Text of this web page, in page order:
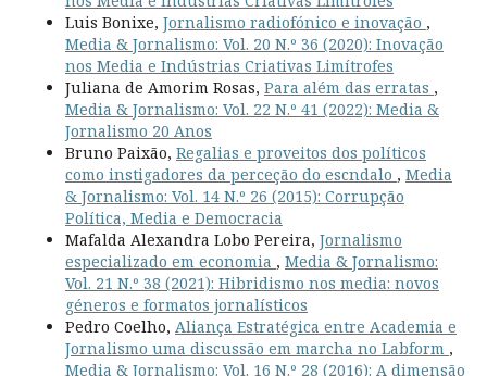
Luis Bonixe, Jornalismo radiofónico e inovação ,
Media & Jornalismo: Vol. 20 N.º 36 (2020): Inovação
nos Media e Indústrias Criativas Limítrofes
Juliana de Amorim Rosas, Para além das erratas ,
Media & Jornalismo: Vol. 22 N.º 41 (2022): Media &
Jornalismo 20 Anos
Bruno Paixão, Regalias e proveitos dos políticos
como instigadores da perceção do escndalo , Media
& Jornalismo: Vol. 14 N.º 26 (2015): Corrupção
Política, Media e Democracia
Mafalda Alexandra Lobo Pereira, Jornalismo
especializado em economia , Media & Jornalismo:
Vol. 21 N.º 38 (2021): Hibridismo nos media: novos
géneros e formatos jornalísticos
Pedro Coelho, Aliança Estratégica entre Academia e
Jornalismo uma discussão em marcha no Labform ,
Media & Jornalismo: Vol. 16 N.º 28 (2016): A dimensão